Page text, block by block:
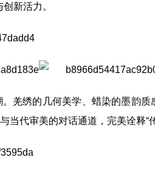
新活力。
。羌绣的几何美学、蜡染的墨韵
当代审美的对话通道，完美诠释“